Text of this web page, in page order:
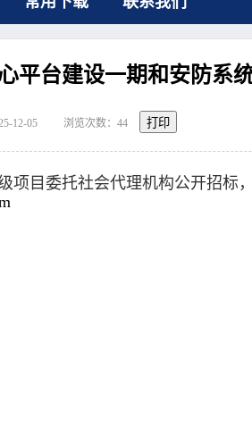
平台建设一期和安防系
12-05 浏览次数： 44 打印
项目委托社会代理机构公开招标